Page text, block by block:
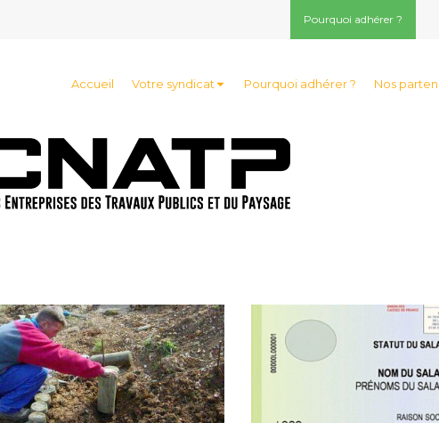
Pourquoi adhérer ?
Accueil Votre syndicat Pourquoi adhérer ? Nos